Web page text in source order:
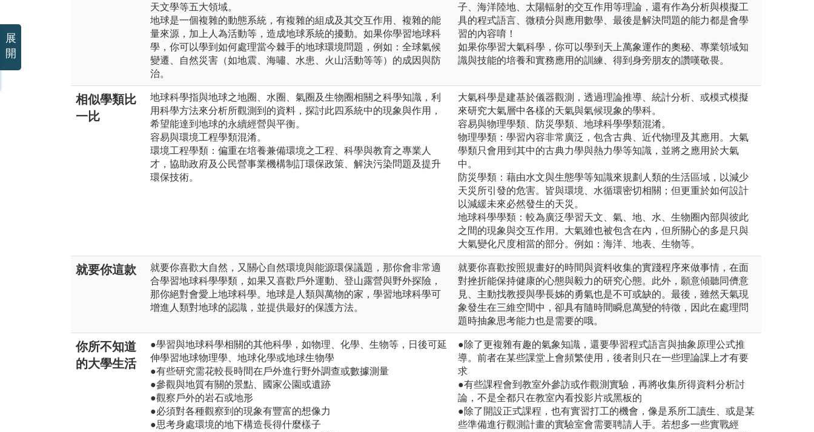
天文學等五大領域。
地球是一個複雜的動態系統，有複雜的組成及其交互作用、複雜的能
量來源，加上人為活動等，造成地球系統的擾動。如果你學習地球科
學，你可以學到如何處理當今棘手的地球環境問題，例如：全球氣候
變遷、自然災害（如地震、海嘯、水患、火山活動等等）的成因與防
治。
子、海洋陸地、太陽輻射的交互作用等理論，還有作為分析與模擬工
具的程式語言、微積分與應用數學、最後是解決問題的能力都是會學
習的內容唷！
如果你學習大氣科學，你可以學到天上萬象運作的奧秘、專業領域知
識與技能的培養和實務應用的訓練、得到身旁朋友的讚嘆敬畏。
相似學類比
一比
地球科學指與地球之地圈、水圈、氣圈及生物圈相關之科學知識，利
用科學方法來分析所觀測到的資料，探討此四系統中的現象與作用，
希望能達到地球的永續經營與平衡。
容易與環境工程學類混淆。
環境工程學類：偏重在培養兼備環境之工程、科學與教育之專業人
才，協助政府及公民營事業機構制訂環保政策、解決污染問題及提升
環保技術。
大氣科學是建基於儀器觀測，透過理論推導、統計分析、或模式模擬
來研究大氣層中各樣的天氣與氣候現象的學科。
容易與物理學類、防災學類、地球科學學類混淆。
物理學類：學習內容非常廣泛，包含古典、近代物理及其應用。大氣
學類只會用到其中的古典力學與熱力學等知識，並將之應用於大氣
中。
防災學類：藉由水文與生態學等知識來規劃人類的生活區域，以減少
天災所引發的危害。皆與環境、水循環密切相關；但更重於如何設計
以減緩未來必然發生的天災。
地球科學學類：較為廣泛學習天文、氣、地、水、生物圈內部與彼此
之間的現象與交互作用。大氣雖也被包含在內，但所關心的多是只與
大氣變化尺度相當的部分。例如：海洋、地表、生物等。
就要你這款
就要你喜歡大自然，又關心自然環境與能源環保議題，那你會非常適
合學習地球科學學類，如果又喜歡戶外運動、登山露營與野外探險，
那你絕對會愛上地球科學。地球是人類與萬物的家，學習地球科學可
增進人類對地球的認識，並提供最好的保護方法。
就要你喜歡按照規畫好的時間與資料收集的實踐程序來做事情，在面
對挫折能保持健康的心態與毅力的研究心態。此外，願意傾聽同儕意
見、主動找教授與學長姊的勇氣也是不可或缺的。最後，雖然天氣現
象發生在三維空間中，卻具有隨時間瞬息萬變的特徵，因此在處理問
題時抽象思考能力也是需要的哦。
你所不知道
的大學生活
●學習與地球科學相關的其他科學，如物理、化學、生物等，日後可延
伸學習地球物理學、地球化學或地球生物學
●有些研究需花較長時間在戶外進行野外調查或數據測量
●參觀與地質有關的景點、國家公園或遺跡
●觀察戶外的岩石或地形
●必須對各種觀察到的現象有豐富的想像力
●思考身處環境的地下構造長得什麼樣子
●除了更複雜有趣的氣象知識，還要學習程式語言與抽象原理公式推
導。前者在某些課堂上會頻繁使用，後者則只在一些理論課上才有要
求
●有些課程會到教室外參訪或作觀測實驗，再將收集所得資料分析討
論，不是全都只在教室內看投影片或黑板的
●除了開設正式課程，也有實習打工的機會，像是系所工讀生、或是某
些準備進行觀測計畫的實驗室會需要聘請人手。若想多一些實戰經
展
開